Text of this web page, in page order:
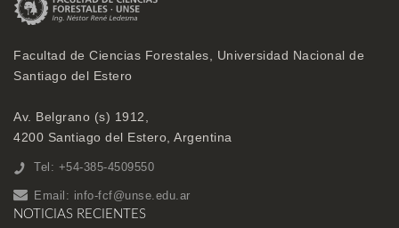
Facultad de Ciencias Forestales, Universidad Nacional de
Santiago del Estero
Av. Belgrano (s) 1912,
4200 Santiago del Estero, Argentina
Tel: +54-385-4509550
Email: info-fcf@unse.edu.ar
NOTICIAS RECIENTES